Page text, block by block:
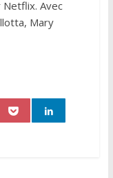
Netflix. Avec
Mary